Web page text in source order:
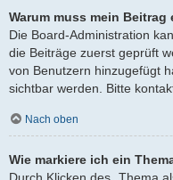
Warum muss mein
Die Board-Administration
die Beiträge zuerst geprüft
von Benutzern hinzugefügt
sichtbar werden. Bitte
Nach oben
Wie markiere ich ein
Durch Klicken des „Thema